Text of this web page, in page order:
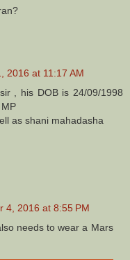
2016 at 11:17 AM
, his DOB is 24/09/1998
as shani mahadasha
4, 2016 at 8:55 PM
needs to wear a Mars